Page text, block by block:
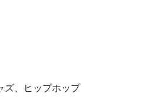
ズ、ヒップホップ